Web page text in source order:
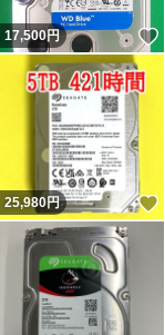
17,500円
25,980円